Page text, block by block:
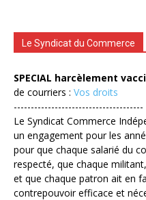
Le Syndicat du Commerce
SPECIAL harcèlement
de courriers : Vos droits
--------------------------------------
Le Syndicat Commerce
un engagement pour les
pour que chaque salarié du
respecté, que chaque
et que chaque patron ait en
contrepouvoir efficace et